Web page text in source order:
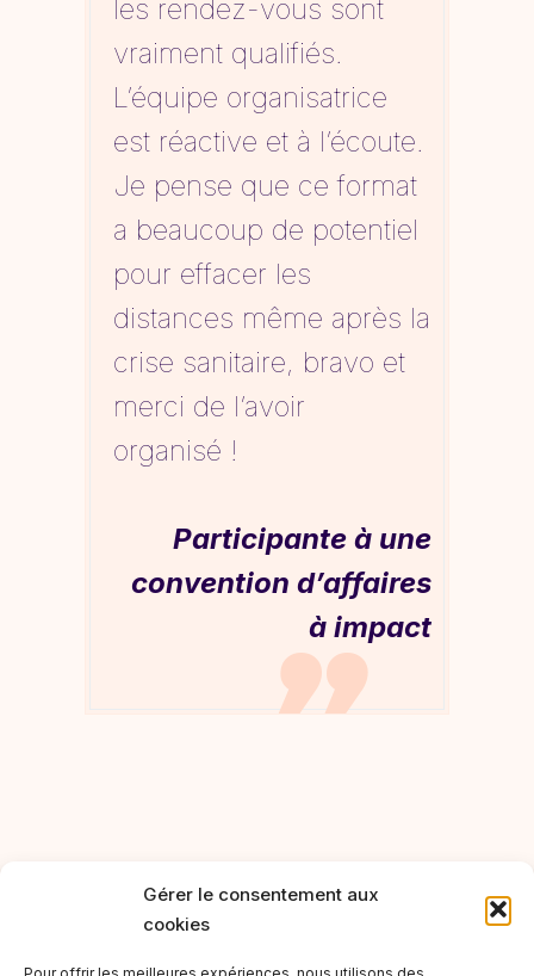
Gérer le consentement aux
cookies
les rendez-vous sont
vraiment qualifiés.
L’équipe organisatrice
est réactive et à l’écoute.
Je pense que ce format
a beaucoup de potentiel
pour effacer les
distances même après la
crise sanitaire, bravo et
merci de l’avoir
organisé !
Participante à une
convention d’affaires
à impact
